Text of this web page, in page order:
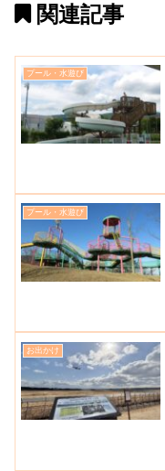
関連記事
プール・水遊び
プール・水遊び
お出かけ